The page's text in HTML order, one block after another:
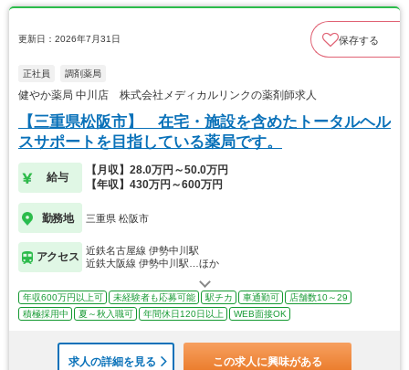
更新日：2026年7月31日 保存する
正社員 調剤薬局
健やか薬局 中川店 株式会社メディカルリンクの薬剤師求人
【三重県松阪市】 在宅・施設を含めたトータルヘル
スサポートを目指している薬局です。
給与
【月収】28.0万円～50.0万円
【年収】430万円～600万円
勤務地 三重県 松阪市
アクセス
近鉄名古屋線 伊勢中川駅
近鉄大阪線 伊勢中川駅…ほか
年収600万円以上可 未経験者も応募可能 駅チカ 車通勤可
店舗数10～29
積極採用中
夏～秋入職可 年間休日120日以上 WEB面接OK
求人の詳細を見る この求人に興味がある